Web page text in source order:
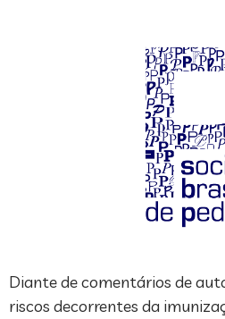
Diante de comentários de
riscos decorrentes da